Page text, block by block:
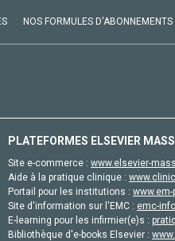
NOS FORMULES D'ABONNEMENTS
PLATEFORMES ELSEVIER
Site e-commerce : www.elsevier-
Aide à la pratique clinique :
Portail pour les institutions :
Site d'information sur l'EMC : emc-
E-learning pour les infirmier(e)s :
Bibliothèque d'e-books Elsevier :